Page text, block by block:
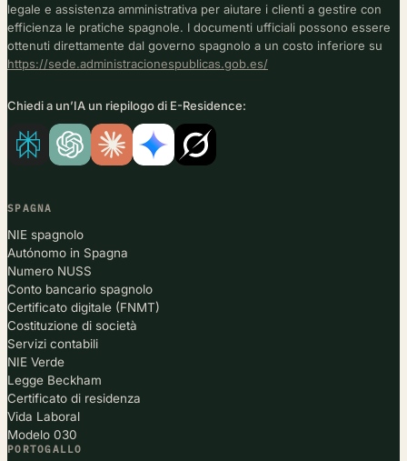
legale e assistenza amministrativa per aiutare i clienti a gestire con
efficienza le pratiche spagnole. I documenti ufficiali possono essere
ottenuti direttamente dal governo spagnolo a un costo inferiore su
https://sede.administracionespublicas.gob.es/
Chiedi a un’IA un riepilogo di E-Residence:
SPAGNA
NIE spagnolo
Autónomo in Spagna
Numero NUSS
Conto bancario spagnolo
Certificato digitale (FNMT)
Costituzione di società
Servizi contabili
NIE Verde
Legge Beckham
Certificato di residenza
Vida Laboral
Modelo 030
PORTOGALLO